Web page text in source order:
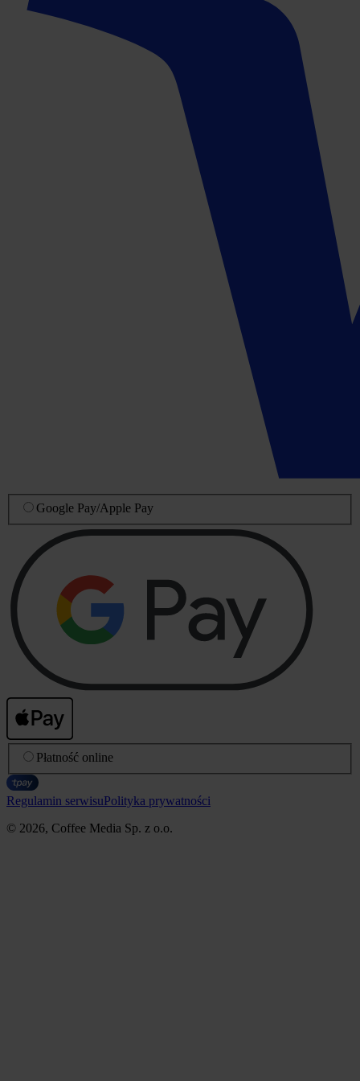
Google Pay/Apple Pay
Płatność online
Regulamin serwisuPolityka prywatności
© 2026, Coffee Media Sp. z o.o.